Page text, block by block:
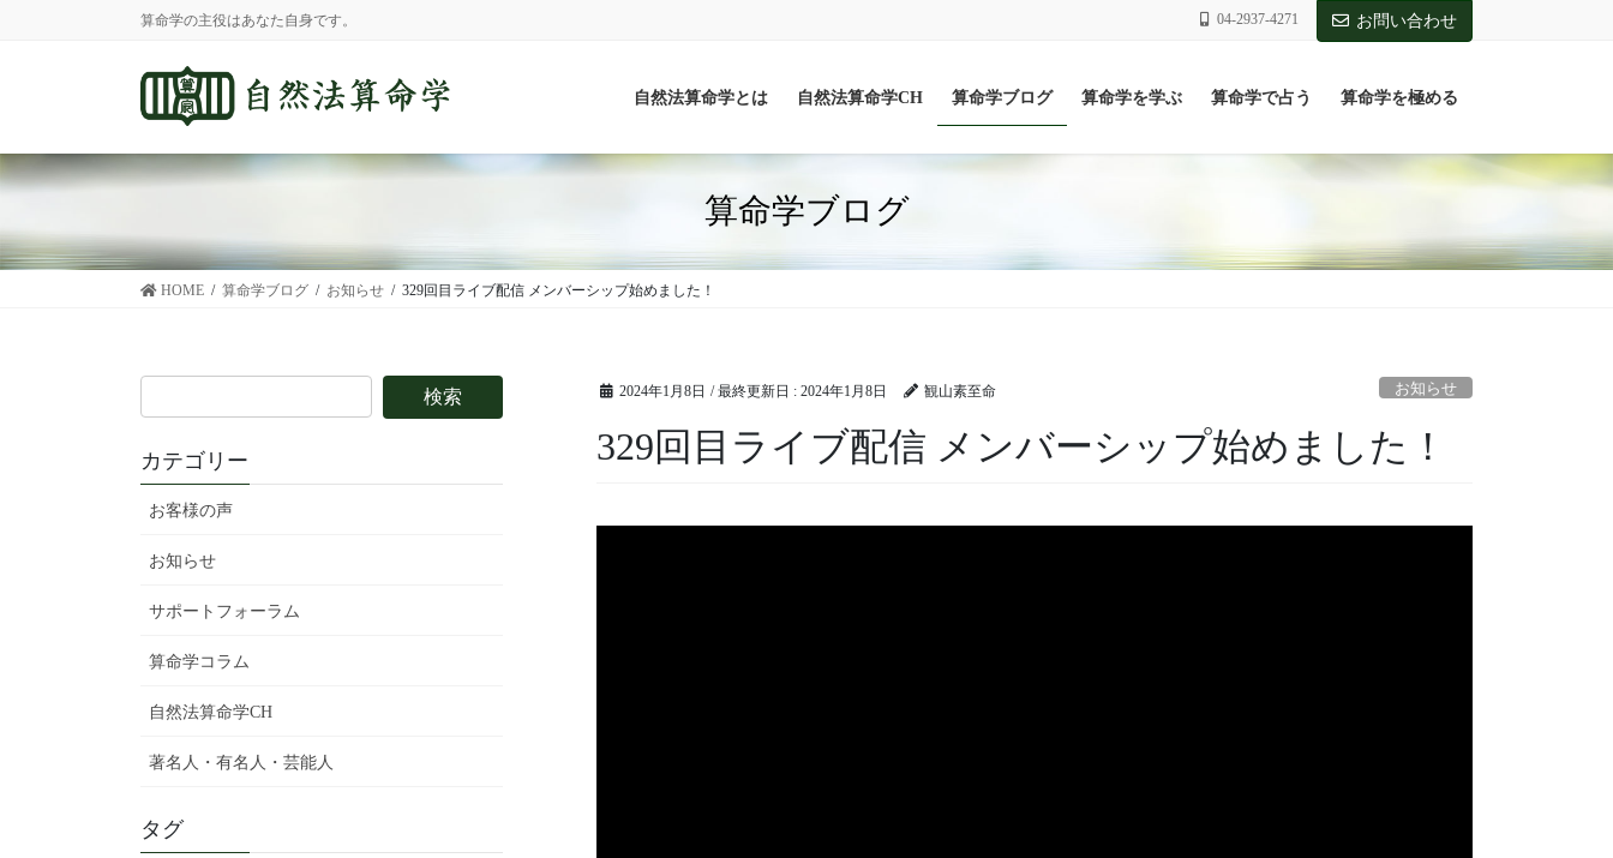
に
移
ョ
ン
移
動
算命学の主役はあなた自身です。 04-2937-4271 お問い合わせ
自然法算命学とは 自然法算命学CH 算命学ブログ 算命学を学ぶ 算命学で占う 算命学を極める
算命学ブログ
HOME 算命学ブログ お知らせ 329回目ライブ配信 メンバーシップ始めました！
2024年1月8日 / 最終更新日 : 2024年1月8日 観山素至命 お知らせ
329回目ライブ配信 メンバーシップ始めました！
カテゴリー
お客様の声
お知らせ
サポートフォーラム
算命学コラム
自然法算命学CH
著名人・有名人・芸能人
タグ